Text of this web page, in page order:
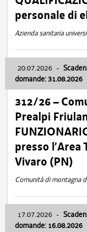
personale di
Azienda sanitaria
20.07.2026 -
domande: 31.08.2026
312/26 –
Prealpi
presso l’Area
Vivaro (PN)
Comunità di montagna
17.07.2026 -
domande: 16.08.2026